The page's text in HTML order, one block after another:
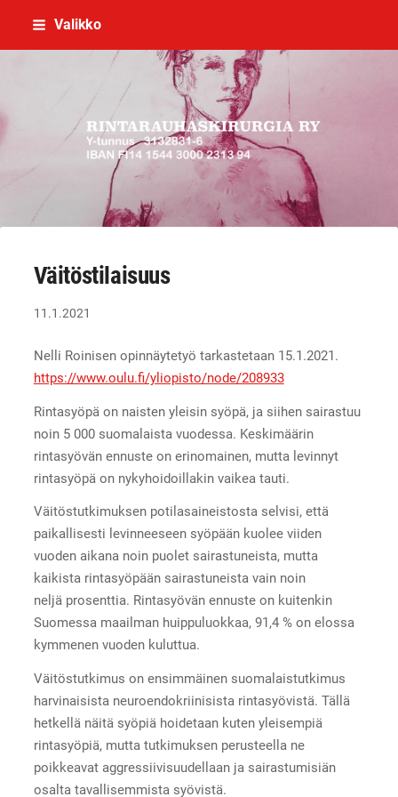
Siirry
Valikko
Rintarauhaskirurgia ry
Väitöstilaisuus
11.1.2021
Nelli Roinisen opinnäytetyö tarkastetaan 15.1.2021.
https://www.oulu.fi/yliopisto/node/208933
Rintasyöpä on naisten yleisin syöpä, ja siihen sairastuu
noin 5 000 suomalaista vuodessa. Keskimäärin
rintasyövän ennuste on erinomainen, mutta levinnyt
rintasyöpä on nykyhoidoillakin vaikea tauti.
Väitöstutkimuksen potilasaineistosta selvisi, että
paikallisesti levinneeseen syöpään kuolee viiden
vuoden aikana noin puolet sairastuneista, mutta
kaikista rintasyöpään sairastuneista vain noin
neljä prosenttia. Rintasyövän ennuste on kuitenkin
Suomessa maailman huippuluokkaa, 91,4 % on elossa
kymmenen vuoden kuluttua.
Väitöstutkimus on ensimmäinen suomalaistutkimus
harvinaisista neuroendokriinisista rintasyövistä. Tällä
hetkellä näitä syöpiä hoidetaan kuten yleisempiä
rintasyöpiä, mutta tutkimuksen perusteella ne
poikkeavat aggressiivisuudellaan ja sairastumisiän
osalta tavallisemmista syövistä.